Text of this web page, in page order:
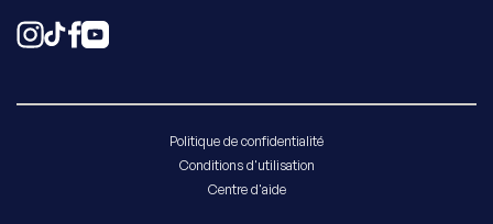
Politique de confidentialité
Conditions d'utilisation
Centre d'aide